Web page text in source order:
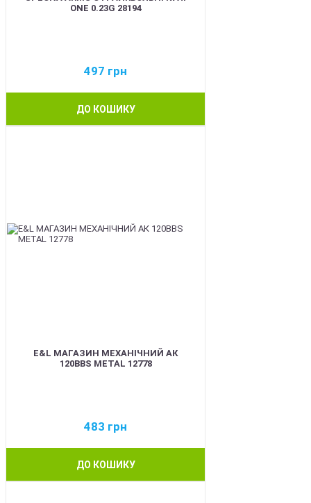
ONE 0.23G 28194
497 грн
ДО КОШИКУ
E&L МАГАЗИН МЕХАНІЧНИЙ АК
120BBS METAL 12778
483 грн
ДО КОШИКУ